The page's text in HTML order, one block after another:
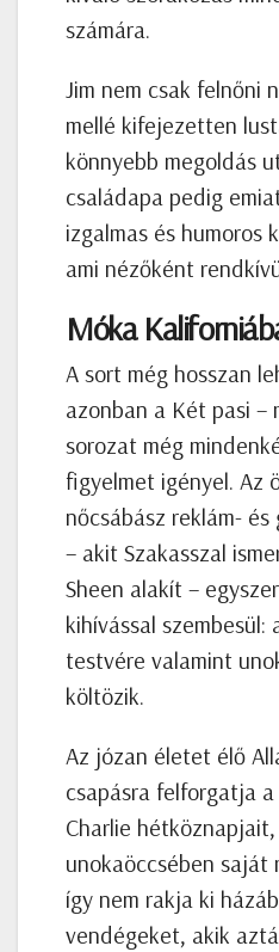
számára.
Jim nem csak felnőni
mellé kifejezetten
könnyebb megoldás
családapa pedig
izgalmas és humoros
ami nézőként
Móka
A sort még hosszan
azonban a Két pasi –
sorozat még
figyelmet igényel. Az
nőcsábász reklám-
– akit Szakasszal
Sheen alakít –
kihívással
testvére valamint
költözik.
Az józan életet élő
csapásra felforgatja
Charlie
unokaöccsében
így nem rakja ki
vendégeket, akik